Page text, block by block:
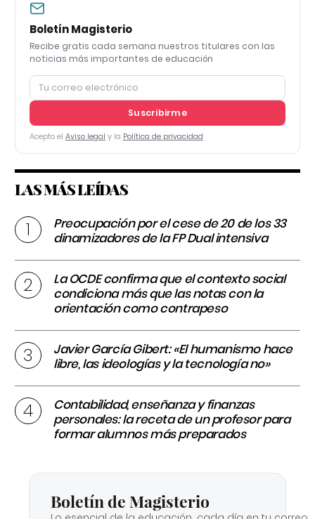
Boletín Magisterio
Recibe gratis cada semana nuestros titulares con las
noticias más importantes de educación
Suscribirme
Acepto el Aviso legal y la Política de privacidad
LAS MÁS LEÍDAS
Preocupación por el cese de 20 de los 33
dinamizadores de la FP Dual intensiva
La OCDE confirma que el contexto social
condiciona más que las notas con la
orientación como contrapeso
Javier García Gibert: «El humanismo hace
libre, las ideologías y la tecnología no»
Contabilidad, enseñanza y finanzas
personales: la receta de un profesor para
formar alumnos más preparados
Boletín de Magisterio